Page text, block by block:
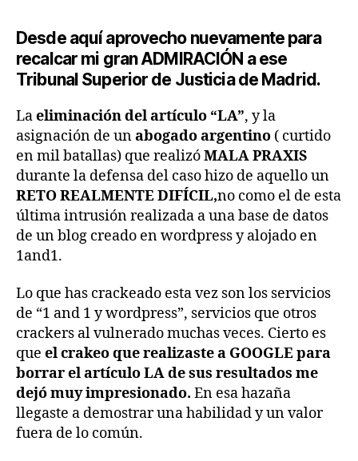
Desde aquí aprovecho nuevamente para
recalcar mi gran ADMIRACIÓN a ese
Tribunal Superior de Justicia de Madrid.
Laeliminación del artículo “LA”, y la
asignación de unabogado argentino ( curtido
en mil batallas) que realizóMALA PRAXIS
durante la defensa del caso hizo de aquello un
RETO REALMENTE DIFÍCIL,no como el de esta
última intrusión realizada a una base de datos
de un blog creado en wordpress y alojado en
1and1.
Lo que has crackeado esta vez son los servicios
de “1 and 1 y wordpress”, servicios que otros
crackers al vulnerado muchas veces. Cierto es
que el crakeo que realizaste a GOOGLE para
borrar el artículo LA de sus resultados me
dejó muy impresionado. En esa hazaña
llegaste a demostrar una habilidad y un valor
fuera de lo común.